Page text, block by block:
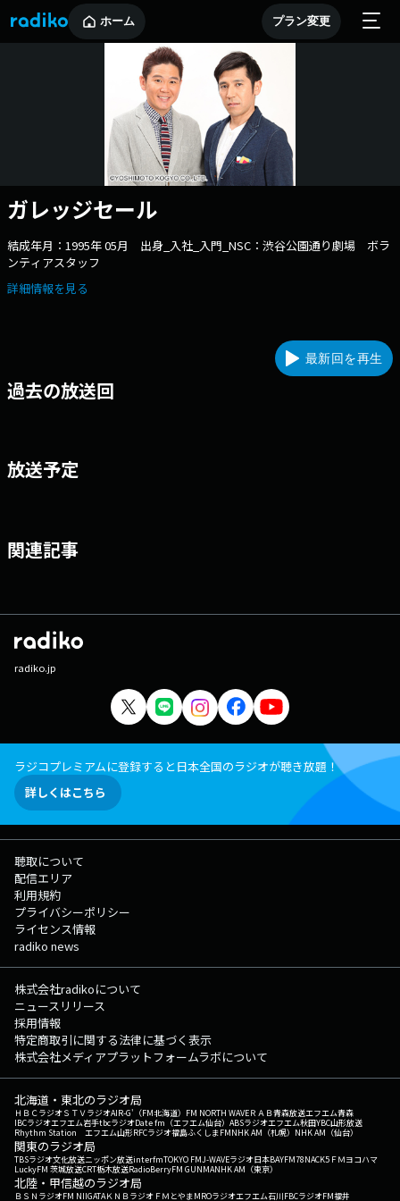
ホーム プラン変更
ガレッジセール
結成年月：1995年 05月 出身_入社_入門_NSC：渋谷公園通り劇場 ボラ
ンティアスタッフ
詳細情報を見る
最新回を再生
過去の放送回
放送予定
関連記事
radiko.jp
ラジコプレミアムに登録すると日本全国のラジオが聴き放題！
詳しくはこちら
聴取について
配信エリア
利用規約
プライバシーポリシー
ライセンス情報
radiko news
株式会社radikoについて
ニュースリリース
採用情報
特定商取引に関する法律に基づく表示
株式会社メディアプラットフォームラボについて
北海道・東北のラジオ局
ＨＢＣラジオＳＴＶラジオAIR-G'（FM北海道） FM NORTH WAVEＲＡＢ青森放送エフエム青森
IBCラジオエフエム岩手tbcラジオDate fm（エフエム仙台） ABSラジオエフエム秋田YBC山形放送
Rhythm Station エフエム山形RFCラジオ福島ふくしまFMNHK AM（札幌） NHK AM（仙台）
関東のラジオ局
TBSラジオ文化放送ニッポン放送interfmTOKYO FMJ-WAVEラジオ日本BAYFM78NACK5 ＦＭヨコハマ
LuckyFM 茨城放送CRT栃木放送RadioBerryFM GUNMANHK AM（東京）
北陸・甲信越のラジオ局
ＢＳＮラジオFM NIIGATAＫＮＢラジオ ＦＭとやまMROラジオエフエム石川FBCラジオFM福井